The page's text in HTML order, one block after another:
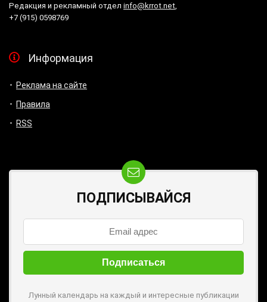
Редакция и рекламный отдел info@krrot.net
+7 (915) 0598769
Информация
Реклама на сайте
Правила
RSS
ПОДПИСЫВАЙСЯ
Лунный календарь на каждый и интересные публикации